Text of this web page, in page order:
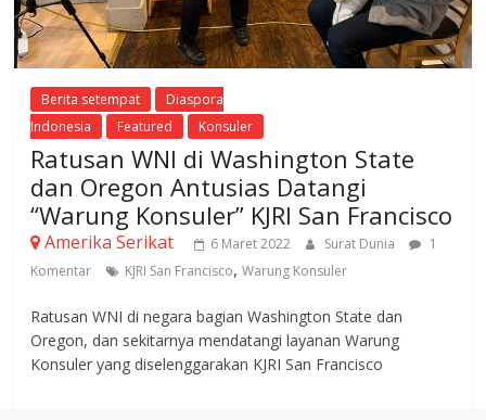
Berita setempat
Diaspora
Indonesia
Featured Konsuler
Ratusan WNI di Washington State
dan Oregon Antusias Datangi
“Warung Konsuler” KJRI San Francisco
Amerika Serikat 6 Maret 2022 Surat Dunia
1
Komentar
KJRI San Francisco,Warung Konsuler
Ratusan WNI di negara bagian Washington State dan
Oregon, dan sekitarnya mendatangi layanan Warung
Konsuler yang diselenggarakan KJRI San Francisco